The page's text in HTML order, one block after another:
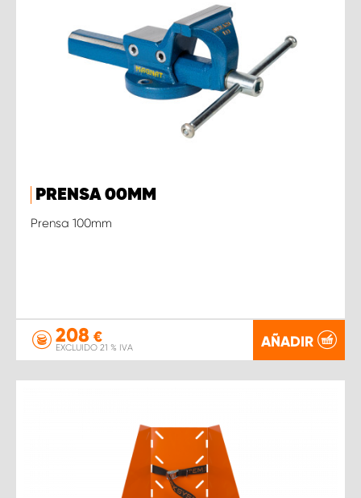
PRENSA 00MM
Prensa 100mm
208 €
EXCLUIDO 21 % IVA AÑADIR